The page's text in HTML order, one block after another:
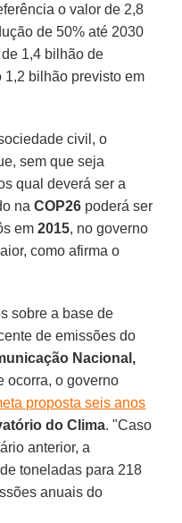
o valor de 2,8
de 50% até 2030
1,4 bilhão de
1,2 bilhão previsto em
civil, o
sem que seja
qual deverá ser a
naCOP26 poderá ser
em2015, no governo
como afirma o
sobre a base de
de emissões do
Nacional,
ocorra, o governo
proposta seis anos
do Clima. "Caso
anterior, a
toneladas para 218
anuais do